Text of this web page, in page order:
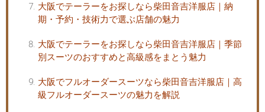
大阪でテーラーをお探しなら柴田音吉洋服店｜納
期・予約・技術力で選ぶ店舗の魅力
大阪でテーラーをお探しなら柴田音吉洋服店｜季節
別スーツのおすすめと高級感をまとう魅力
大阪でフルオーダースーツなら柴田音吉洋服店｜高
級フルオーダースーツの魅力を解説